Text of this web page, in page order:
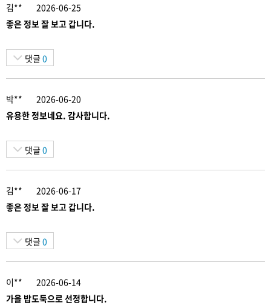
김**
2026-06-25
좋은 정보 잘 보고 갑니다.
댓글 0
박**
2026-06-20
유용한 정보네요. 감사합니다.
댓글 0
김**
2026-06-17
좋은 정보 잘 보고 갑니다.
댓글 0
이**
2026-06-14
가을 밥도둑으로 선정합니다.